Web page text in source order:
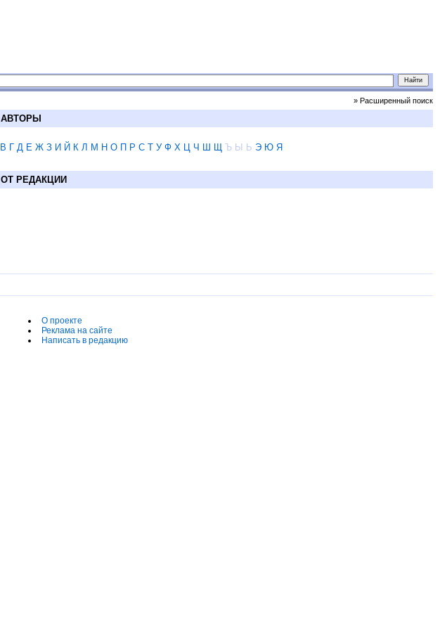
» Расширенный поиск
АВТОРЫ
В Г Д Е Ж З И Й К Л М Н О П Р С Т У Ф Х Ц Ч Ш Щ Ъ Ы Ь Э Ю Я
ОТ РЕДАКЦИИ
О проекте
Реклама на сайте
Написать в редакцию